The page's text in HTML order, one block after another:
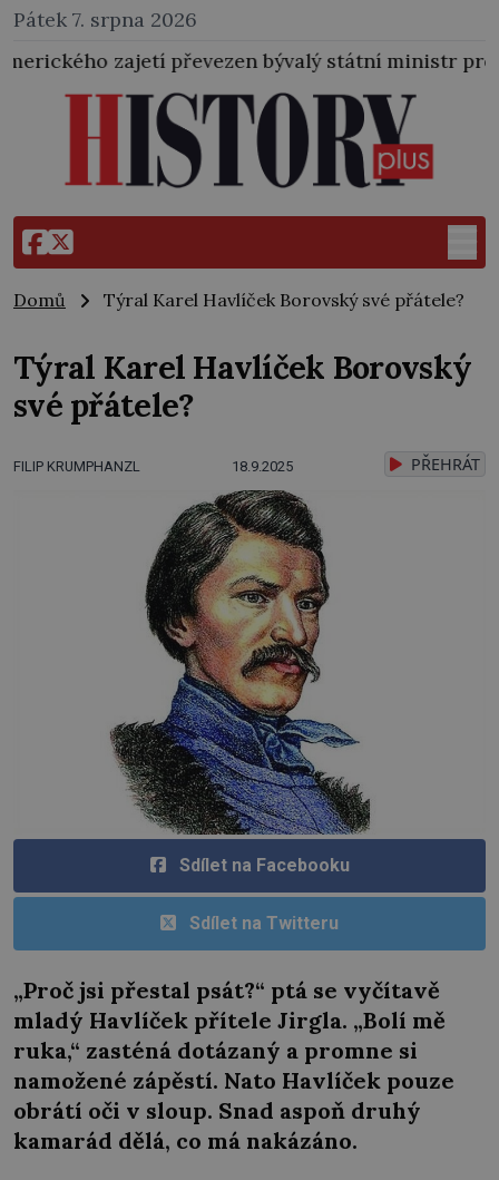
Pátek 7. srpna 2026
bývalý státní ministr pro protektorát K.
Domů Týral Karel Havlíček Borovský své přátele?
Týral Karel Havlíček Borovský
své přátele?
FILIP KRUMPHANZL 18.9.2025 PŘEHRÁT
Sdílet na Facebooku
Sdílet na Twitteru
„Proč jsi přestal psát?“ ptá se vyčítavě
mladý Havlíček přítele Jirgla. „Bolí mě
ruka,“ zasténá dotázaný a promne si
namožené zápěstí. Nato Havlíček pouze
obrátí oči v sloup. Snad aspoň druhý
kamarád dělá, co má nakázáno.